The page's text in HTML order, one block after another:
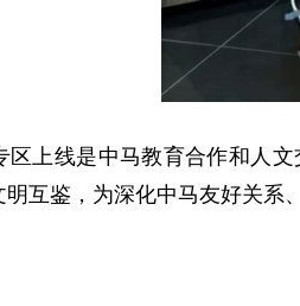
区上线是中马教育合作和人
互鉴，为深化中马友好关系